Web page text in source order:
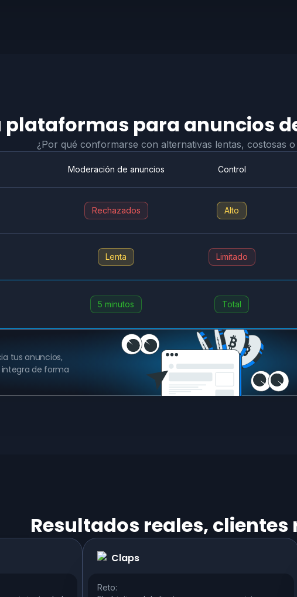
para anuncios
¿Por qué conformarse con alternativas lentas, costosas o
Moderación de anuncios Control
Rechazados Alto
Lenta Limitado
5 minutos Total
tus anuncios,
de forma
Resultados reales, clientes
Claps
Reto: